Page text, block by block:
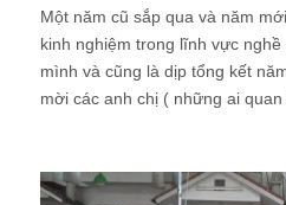
Một năm cũ sắp qua và năm
kinh nghiệm trong lĩnh vực
mình và cũng là dịp tổng kết
mời các anh chị ( những ai quan